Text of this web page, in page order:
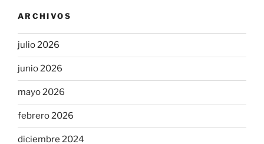
ARCHIVOS
julio 2026
junio 2026
mayo 2026
febrero 2026
diciembre 2024